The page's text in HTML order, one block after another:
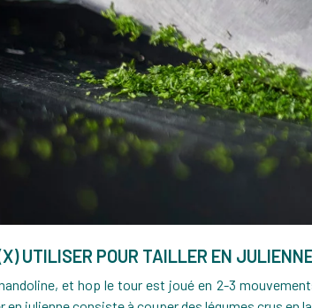
UTILISER POUR TAILLER EN
et hop le tour est joué en 2-3